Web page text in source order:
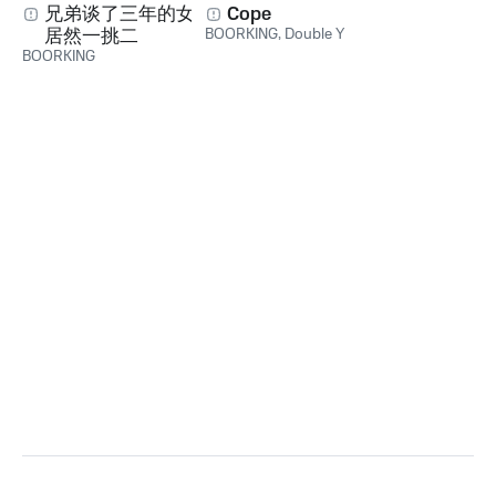
兄弟谈了三年的女友
居然一挑二
BOORKING
Cope
BOORKING, Double Y